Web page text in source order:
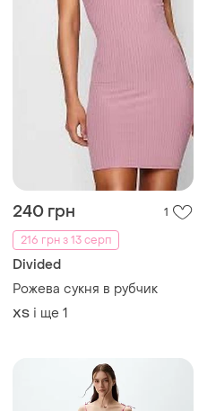
240 грн
1
216 грн з 13 серп
Divided
Рожева сукня в рубчик
ХS і ще 1